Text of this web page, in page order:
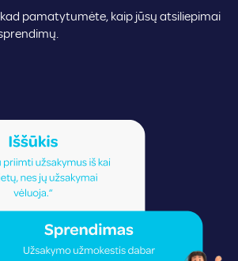
pamatytumėte, kaip jūsų atsiliepimai